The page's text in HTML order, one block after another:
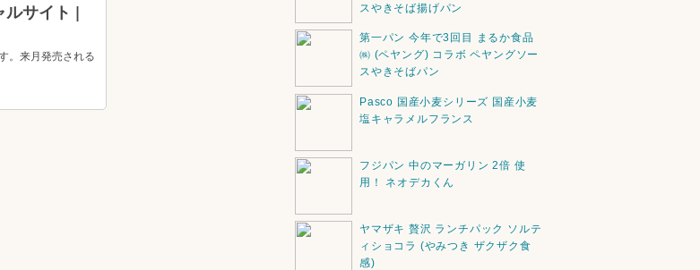
スやきそば揚げパン
第一パン 今年で3回目 まるか食品
㈱ (ペヤング) コラボ ペヤングソー
スやきそばパン
Pasco 国産小麦シリーズ 国産小麦
塩キャラメルフランス
フジパン 中のマーガリン 2倍 使
用！ ネオデカくん
ヤマザキ 贅沢 ランチパック ソルテ
ィショコラ (やみつき ザクザク食
感)